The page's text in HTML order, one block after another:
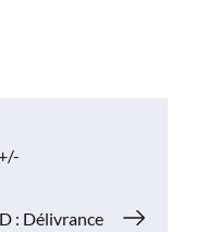
: Délivrance